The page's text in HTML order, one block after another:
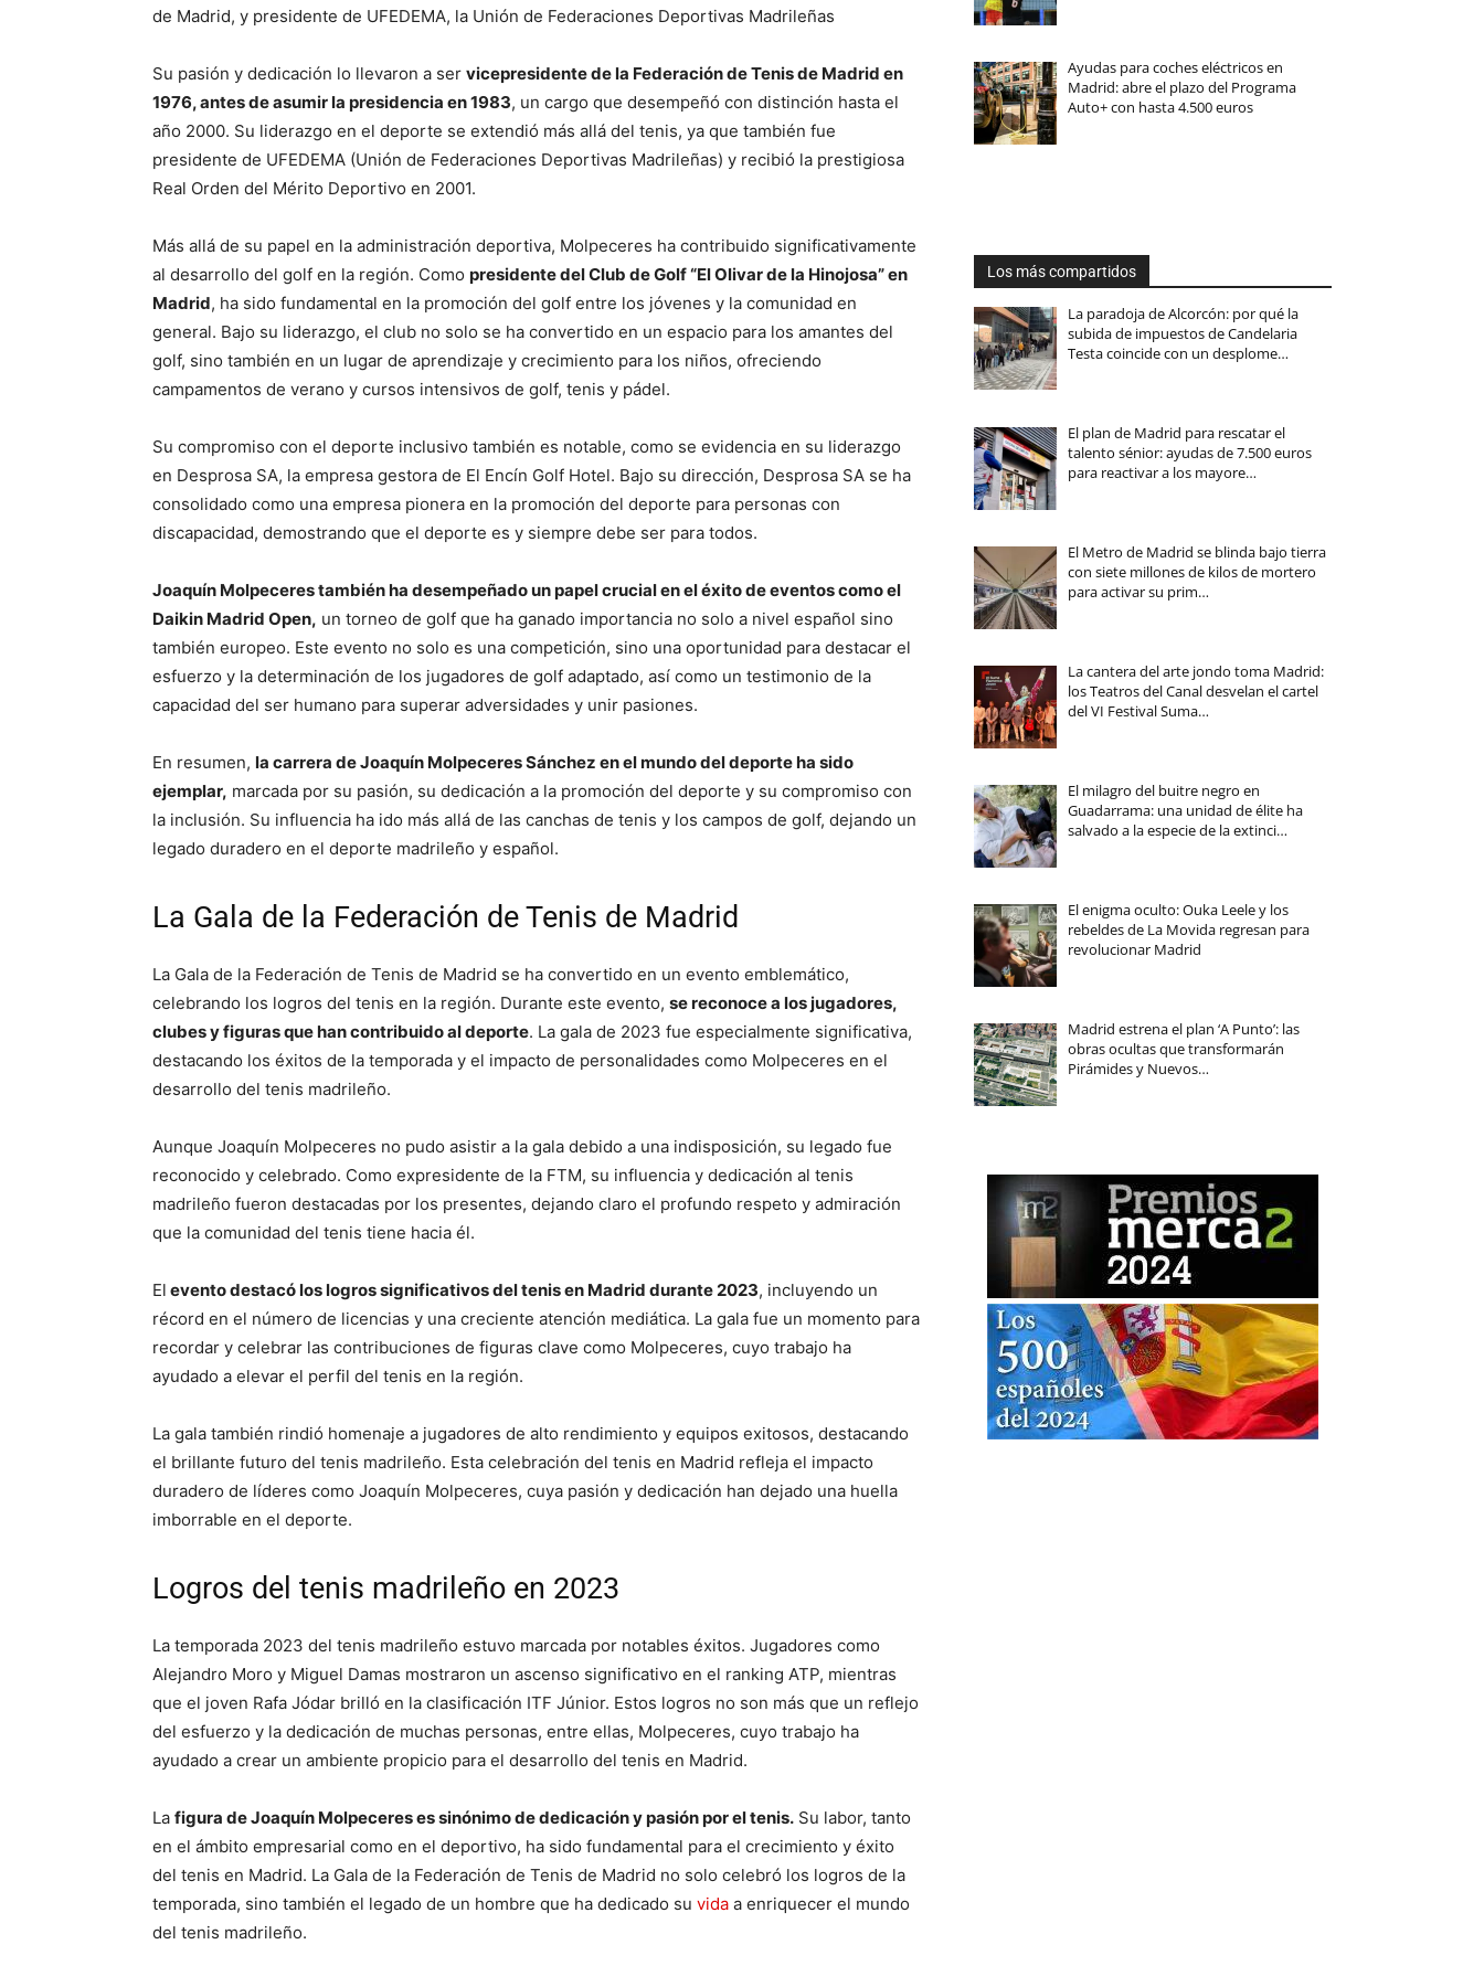
de Madrid, y presidente de UFEDEMA, la Unión de Federaciones Deportivas Madrileñas
Su pasión y dedicación lo llevaron a ser vicepresidente de la Federación de Tenis de Madrid en
1976, antes de asumir la presidencia en 1983, un cargo que desempeñó con distinción hasta el
año 2000. Su liderazgo en el deporte se extendió más allá del tenis, ya que también fue
presidente de UFEDEMA (Unión de Federaciones Deportivas Madrileñas) y recibió la prestigiosa
Real Orden del Mérito Deportivo en 2001.
Más allá de su papel en la administración deportiva, Molpeceres ha contribuido significativamente
al desarrollo del golf en la región. Como presidente del Club de Golf “El Olivar de la Hinojosa” en
Madrid, ha sido fundamental en la promoción del golf entre los jóvenes y la comunidad en
general. Bajo su liderazgo, el club no solo se ha convertido en un espacio para los amantes del
golf, sino también en un lugar de aprendizaje y crecimiento para los niños, ofreciendo
campamentos de verano y cursos intensivos de golf, tenis y pádel.
Su compromiso con el deporte inclusivo también es notable, como se evidencia en su liderazgo
en Desprosa SA, la empresa gestora de El Encín Golf Hotel. Bajo su dirección, Desprosa SA se ha
consolidado como una empresa pionera en la promoción del deporte para personas con
discapacidad, demostrando que el deporte es y siempre debe ser para todos.
Joaquín Molpeceres también ha desempeñado un papel crucial en el éxito de eventos como el
Daikin Madrid Open, un torneo de golf que ha ganado importancia no solo a nivel español sino
también europeo. Este evento no solo es una competición, sino una oportunidad para destacar el
esfuerzo y la determinación de los jugadores de golf adaptado, así como un testimonio de la
capacidad del ser humano para superar adversidades y unir pasiones.
En resumen, la carrera de Joaquín Molpeceres Sánchez en el mundo del deporte ha sido
ejemplar, marcada por su pasión, su dedicación a la promoción del deporte y su compromiso con
la inclusión. Su influencia ha ido más allá de las canchas de tenis y los campos de golf, dejando un
legado duradero en el deporte madrileño y español.
La Gala de la Federación de Tenis de Madrid
La Gala de la Federación de Tenis de Madrid se ha convertido en un evento emblemático,
celebrando los logros del tenis en la región. Durante este evento, se reconoce a los jugadores,
clubes y figuras que han contribuido al deporte. La gala de 2023 fue especialmente significativa,
destacando los éxitos de la temporada y el impacto de personalidades como Molpeceres en el
desarrollo del tenis madrileño​​​​.
Aunque Joaquín Molpeceres no pudo asistir a la gala debido a una indisposición, su legado fue
reconocido y celebrado. Como expresidente de la FTM, su influencia y dedicación al tenis
madrileño fueron destacadas por los presentes, dejando claro el profundo respeto y admiración
que la comunidad del tenis tiene hacia él​​.
El evento destacó los logros significativos del tenis en Madrid durante 2023, incluyendo un
récord en el número de licencias y una creciente atención mediática. La gala fue un momento para
recordar y celebrar las contribuciones de figuras clave como Molpeceres, cuyo trabajo ha
ayudado a elevar el perfil del tenis en la región.
La gala también rindió homenaje a jugadores de alto rendimiento y equipos exitosos, destacando
el brillante futuro del tenis madrileño. Esta celebración del tenis en Madrid refleja el impacto
duradero de líderes como Joaquín Molpeceres, cuya pasión y dedicación han dejado una huella
imborrable en el deporte.
Logros del tenis madrileño en 2023
La temporada 2023 del tenis madrileño estuvo marcada por notables éxitos. Jugadores como
Alejandro Moro y Miguel Damas mostraron un ascenso significativo en el ranking ATP, mientras
que el joven Rafa Jódar brilló en la clasificación ITF Júnior. Estos logros no son más que un reflejo
del esfuerzo y la dedicación de muchas personas, entre ellas, Molpeceres, cuyo trabajo ha
ayudado a crear un ambiente propicio para el desarrollo del tenis en Madrid​​.
La figura de Joaquín Molpeceres es sinónimo de dedicación y pasión por el tenis. Su labor, tanto
en el ámbito empresarial como en el deportivo, ha sido fundamental para el crecimiento y éxito
del tenis en Madrid. La Gala de la Federación de Tenis de Madrid no solo celebró los logros de la
temporada, sino también el legado de un hombre que ha dedicado su vida a enriquecer el mundo
del tenis madrileño.
Ayudas para coches eléctricos en
Madrid: abre el plazo del Programa
Auto+ con hasta 4.500 euros
Los más compartidos
La paradoja de Alcorcón: por qué la
subida de impuestos de Candelaria
Testa coincide con un desplome…
El plan de Madrid para rescatar el
talento sénior: ayudas de 7.500 euros
para reactivar a los mayore…
El Metro de Madrid se blinda bajo tierra
con siete millones de kilos de mortero
para activar su prim…
La cantera del arte jondo toma Madrid:
los Teatros del Canal desvelan el cartel
del VI Festival Suma…
El milagro del buitre negro en
Guadarrama: una unidad de élite ha
salvado a la especie de la extinci…
El enigma oculto: Ouka Leele y los
rebeldes de La Movida regresan para
revolucionar Madrid
Madrid estrena el plan ‘A Punto’: las
obras ocultas que transformarán
Pirámides y Nuevos…